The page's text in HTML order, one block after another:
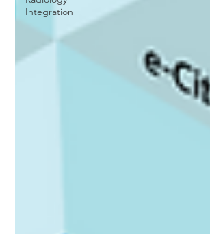
Integration